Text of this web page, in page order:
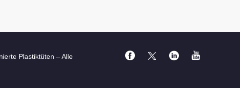
Plastiktüten – Alle